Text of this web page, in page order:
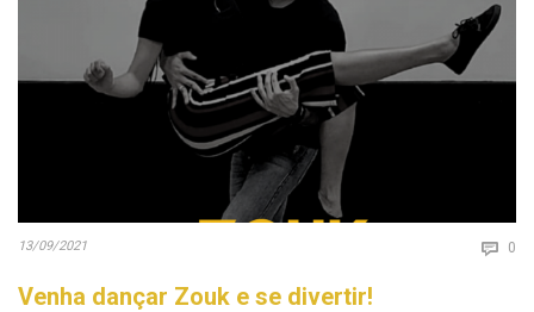
13/09/2021  0
Venha dançar Zouk e se divertir!